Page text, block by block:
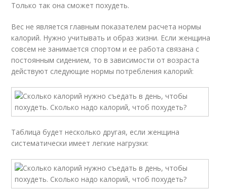
Только так она сможет похудеть.
Вес не является главным показателем расчета нормы
калорий. Нужно учитывать и образ жизни. Если женщина
совсем не занимается спортом и ее работа связана с
постоянным сидением, то в зависимости от возраста
действуют следующие нормы потребления калорий:
Таблица будет несколько другая, если женщина
систематически имеет легкие нагрузки: